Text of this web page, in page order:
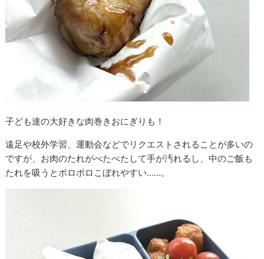
子ども達の大好きな肉巻きおにぎりも！
遠足や校外学習、運動会などでリクエストされることが多いの
ですが、お肉のたれがべたべたして手が汚れるし、中のご飯も
たれを吸うとポロポロこぼれやすい……。